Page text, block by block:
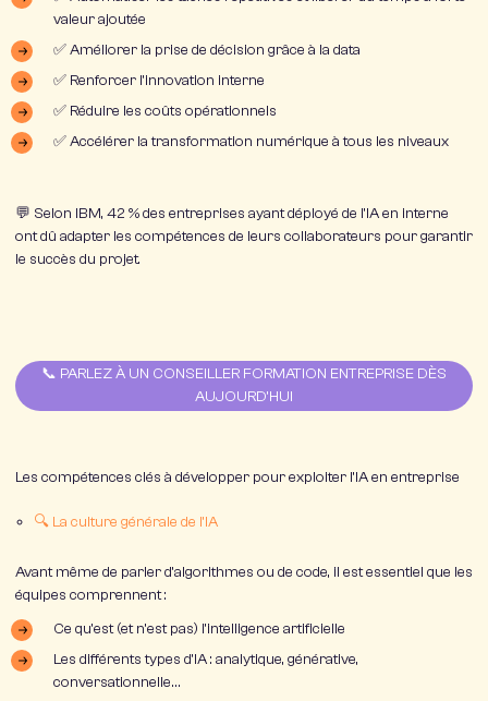
valeur ajoutée
✅Améliorer la prise de décision grâce à la data
✅ Renforcer l’innovation interne
✅ Réduire les coûts opérationnels
✅Accélérer la transformation numérique à tous les niveaux
💬 Selon IBM, 42 % des entreprises ayant déployé de l’IA en interne
ont dû adapter les compétences de leurs collaborateurs pour garantir
le succès du projet.
📞 PARLEZ À UN CONSEILLER FORMATION ENTREPRISE DÈS
AUJOURD’HUI
Les compétences clés à développer pour exploiter l’IA en entreprise
🔍 La culture générale de l’IA
Avant même de parler d’algorithmes ou de code, il est essentiel que les
équipes comprennent :
Ce qu’est (et n’est pas) l’intelligence artificielle
Les différents types d’IA : analytique, générative,
conversationnelle…